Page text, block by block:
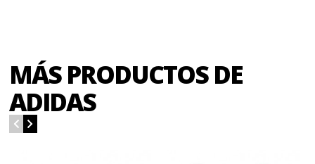
MÁS PRODUCTOS DE
ADIDAS